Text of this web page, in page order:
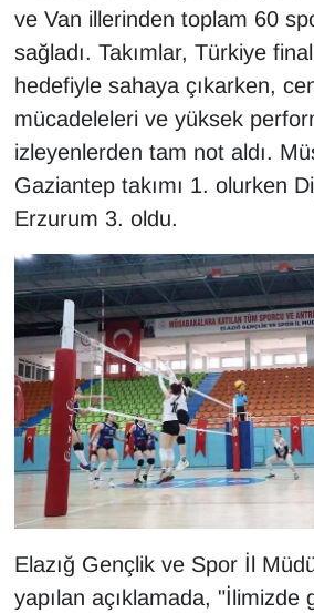
ve Van illerinden toplam 60
sağladı. Takımlar, Türkiye
hedefiyle sahaya çıkarken,
mücadeleleri ve yüksek
izleyenlerden tam not aldı.
Gaziantep takımı 1. olurken
Erzurum 3. oldu.
Elazığ Gençlik ve Spor İl
yapılan açıklamada, "İlimizde
Kültür & Sanat
KURDÎ
MAGAZİN
MEDYA
ONE EKONOMİ
POLİTİKA
Resmi İlanlar
RÖPORTAJ
SAĞLIK
Seri İlan